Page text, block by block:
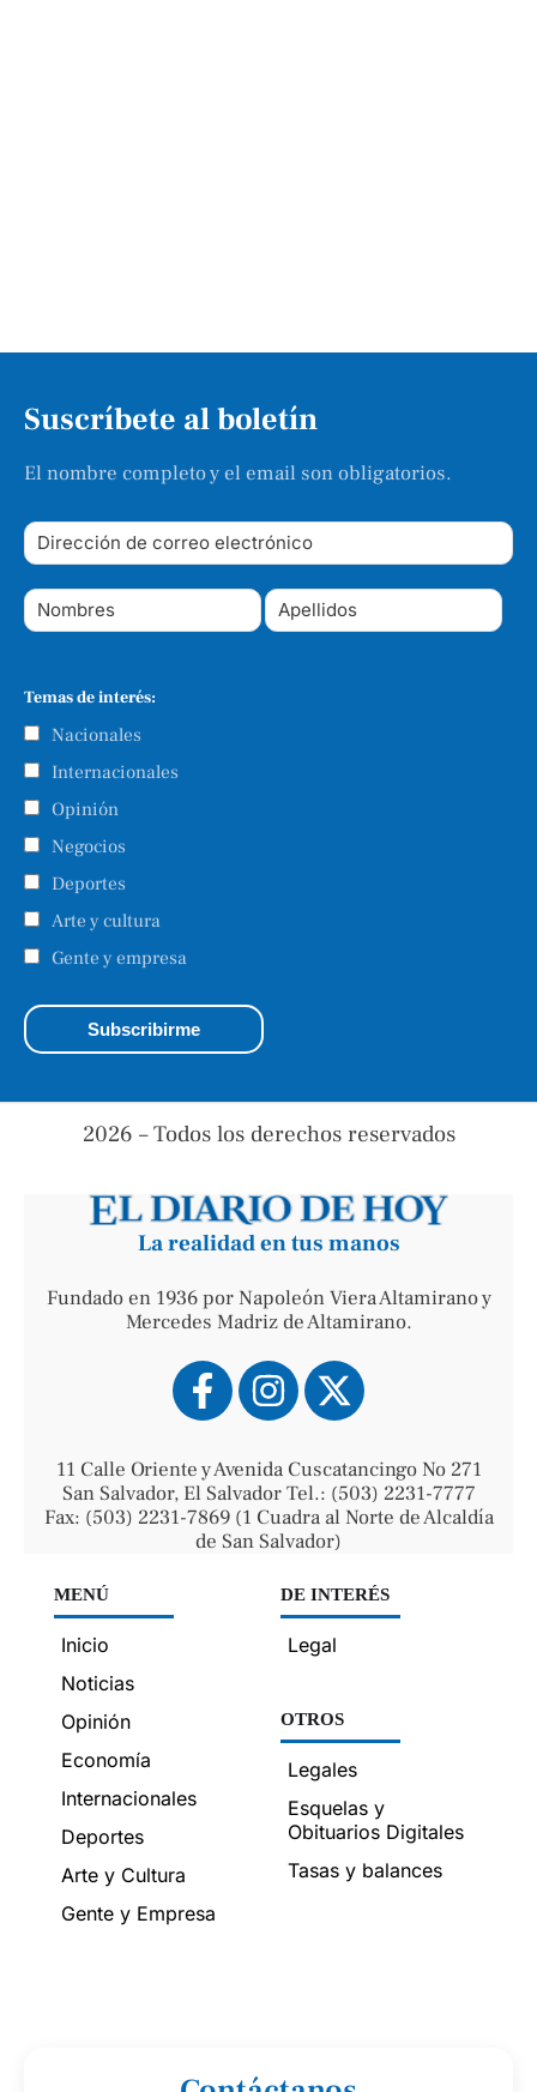
Suscríbete al boletín
El nombre completo y el email son obligatorios.
Temas de interés:
Nacionales
Internacionales
Opinión
Negocios
Deportes
Arte y cultura
Gente y empresa
2026 – Todos los derechos reservados
La realidad en tus manos
Fundado en 1936 por Napoleón Viera Altamirano y
Mercedes Madriz de Altamirano.
11 Calle Oriente y Avenida Cuscatancingo No 271
San Salvador, El Salvador Tel.: (503) 2231-7777
Fax: (503) 2231-7869 (1 Cuadra al Norte de Alcaldía
de San Salvador)
MENÚ
Inicio
Noticias
Opinión
Economía
Internacionales
Deportes
Arte y Cultura
Gente y Empresa
DE INTERÉS
Legal
OTROS
Legales
Esquelas y
Obituarios Digitales
Tasas y balances